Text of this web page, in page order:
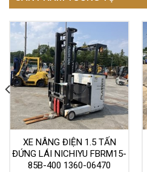
XE NÂNG ĐIỆN 1.5 TẤN
ĐỨNG LÁI NICHIYU FBRM15-
85B-400 1360-06470